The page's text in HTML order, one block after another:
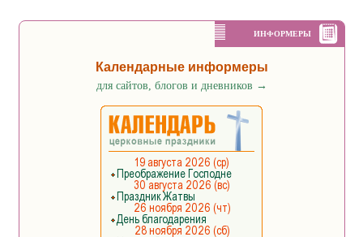
ИНФОРМЕРЫ
Календарные информеры
для сайтов, блогов и дневников →